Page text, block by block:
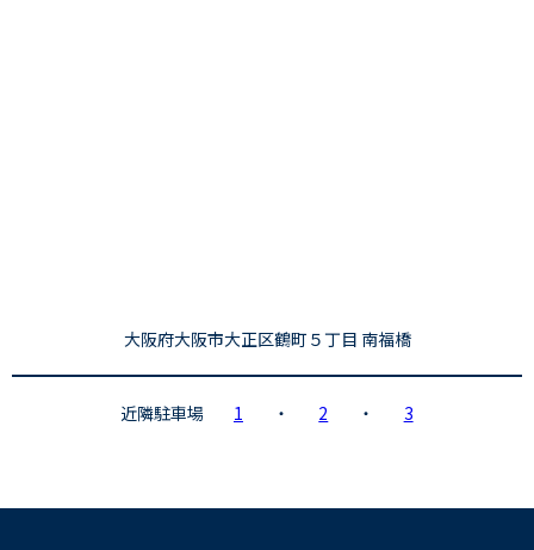
大阪府大阪市大正区鶴町５丁目 南福橋
近隣駐車場 1 ・ 2 ・ 3